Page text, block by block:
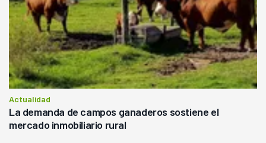
Actualidad
La demanda de campos ganaderos sostiene el
mercado inmobiliario rural